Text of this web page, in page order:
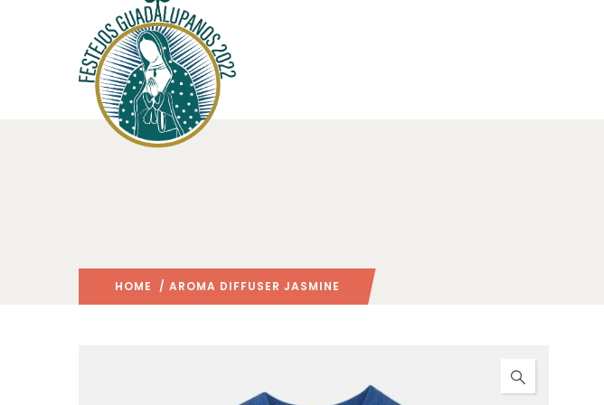
HOME / AROMA DIFFUSER JASMINE